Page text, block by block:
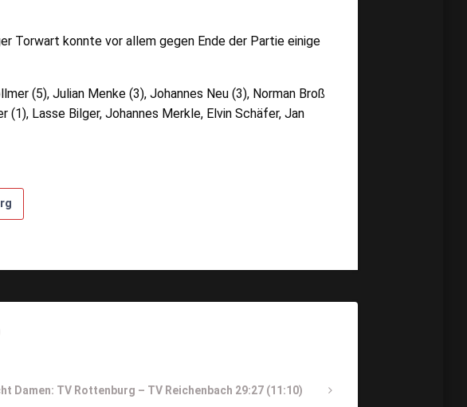
Torwart konnte vor allem gegen Ende der Partie einige
(5), Julian Menke (3), Johannes Neu (3), Norman Broß
(1), Lasse Bilger, Johannes Merkle, Elvin Schäfer, Jan
Damen: TV Rottenburg – TV Reichenbach 29:27 (11:10)